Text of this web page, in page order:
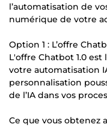
l’automatisation de
numérique de votre
Option 1 : L’offre
L'offre Chatbot 1.0
votre automatisation
personnalisation
de l’IA dans vos
Ce que vous obtenez